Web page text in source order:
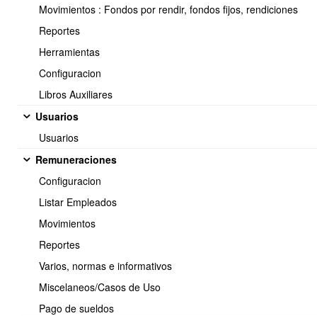
Movimientos : Fondos por rendir, fondos fijos, rendiciones
Reportes
Herramientas
Configuracion
Libros Auxiliares
Usuarios
Usuarios
Remuneraciones
Configuracion
Listar Empleados
Movimientos
Reportes
Varios, normas e informativos
Miscelaneos/Casos de Uso
Pago de sueldos
before_expiration
Señor(es){$NombreCliente},
Junto con saludar, queremos informarle que según nuestros
registros tenemos un saldo pendiente de {$SaldoPendiente} de la